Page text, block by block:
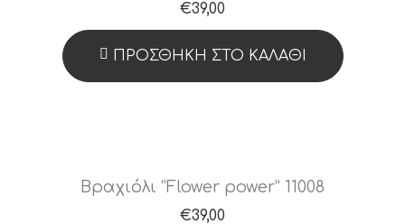
€39,00
ΠΡΟΣΘΉΚΗ ΣΤΟ ΚΑΛΆΘΙ
Βραχιόλι “Flower power” 11008
€39,00